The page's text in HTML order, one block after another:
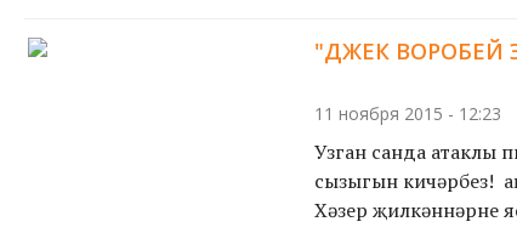
"ДЖЕК ВОРОБЕЙ
11 ноября 2015 - 12:23
Узган санда атаклы
сызыгын кичәрбез!
Хәзер җилкәннәрне